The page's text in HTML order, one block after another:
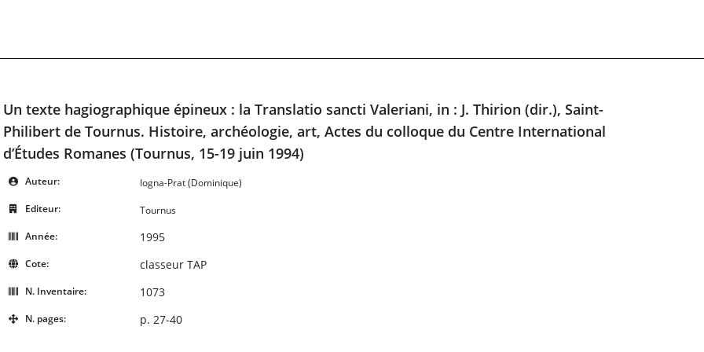
Un texte hagiographique épineux : la Translatio sancti Valeriani, in : J. Thirion (dir.), Saint-
Philibert de Tournus. Histoire, archéologie, art, Actes du colloque du Centre International
d’Études Romanes (Tournus, 15-19 juin 1994)
Auteur:
Iogna-Prat (Dominique)
Editeur:
Tournus
Année:
1995
Cote: classeur TAP
N. Inventaire: 1073
N. pages: p. 27-40